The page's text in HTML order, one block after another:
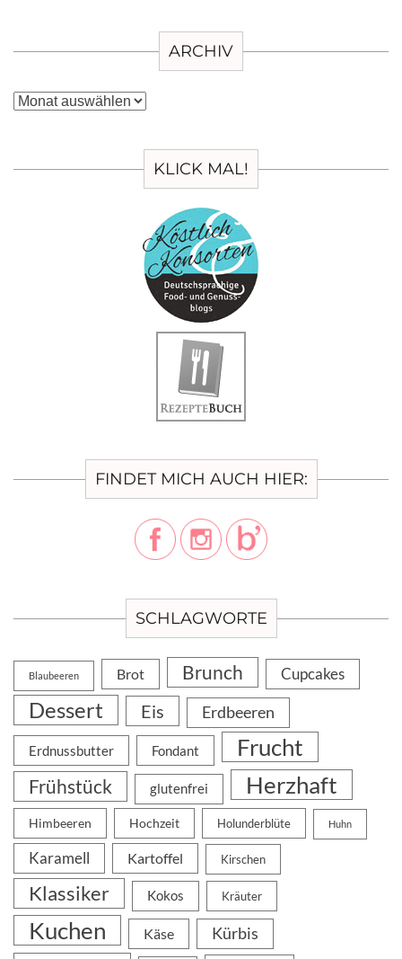
ARCHIV
Archiv
KLICK MAL!
FINDET MICH AUCH HIER:
SCHLAGWORTE
Blaubeeren Brot Brunch Cupcakes
Dessert Eis Erdbeeren
Erdnussbutter Fondant Frucht
Frühstück glutenfrei Herzhaft
Himbeeren Hochzeit Holunderblüte Huhn
Karamell Kartoffel Kirschen
Klassiker Kokos Kräuter
Kuchen Käse Kürbis